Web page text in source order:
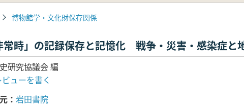
博物館学・文化財保存関係
常時」の記録保存と記憶化 戦争・災害・感染症と
研究協議会 編
ビューを書く
岩田書院